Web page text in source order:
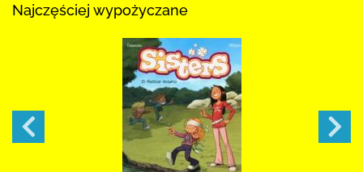
Najczęściej wypożyczane